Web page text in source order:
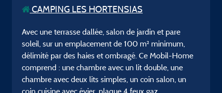
CAMPING LES HORTENSIAS
Avec une terrasse dallée, salon de jardin et pare
soleil, sur un emplacement de 100 m² minimum,
délimité par des haies et ombragé. Ce Mobil-Home
comprend : une chambre avec un lit double, une
chambre avec deux lits simples, un coin salon, un
coin cuisine avec évier, plaque 4 feux gaz,